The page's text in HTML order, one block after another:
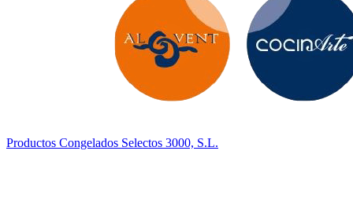
Productos Congelados Selectos 3000, S.L.